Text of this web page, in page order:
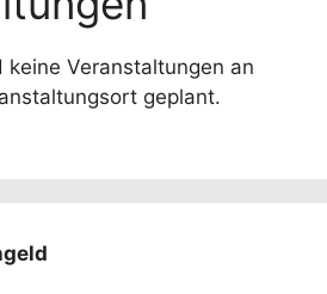
keine Veranstaltungen an
geplant.